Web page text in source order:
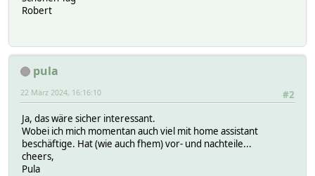
Robert
pula
#2
22 März 2024, 16:16:10
Ja, das wäre sicher interessant.
Wobei ich mich momentan auch viel mit home assistant
beschäftige. Hat (wie auch fhem) vor- und nachteile...
cheers,
Pula